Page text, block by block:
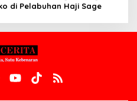
di Pelabuhan Haji Sage